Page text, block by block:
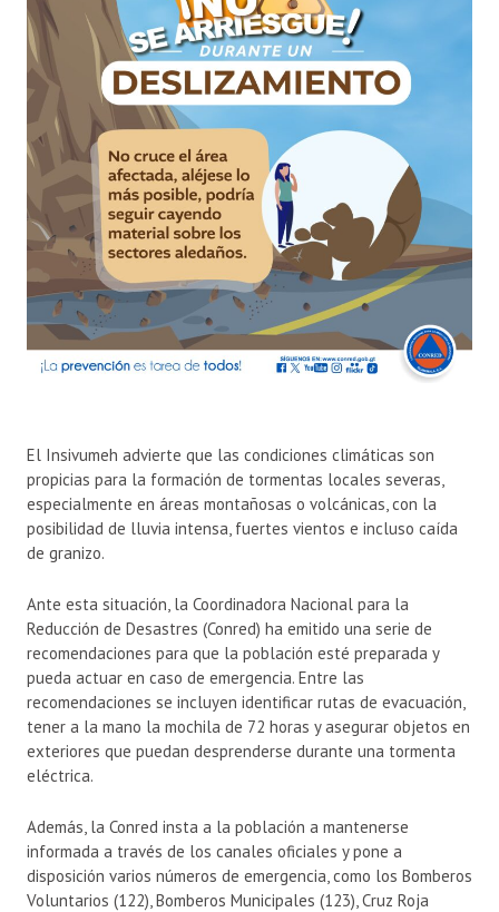
El Insivumeh advierte que las condiciones climáticas son
propicias para la formación de tormentas locales severas,
especialmente en áreas montañosas o volcánicas, con la
posibilidad de lluvia intensa, fuertes vientos e incluso caída
de granizo.
Ante esta situación, la Coordinadora Nacional para la
Reducción de Desastres (Conred) ha emitido una serie de
recomendaciones para que la población esté preparada y
pueda actuar en caso de emergencia. Entre las
recomendaciones se incluyen identificar rutas de evacuación,
tener a la mano la mochila de 72 horas y asegurar objetos en
exteriores que puedan desprenderse durante una tormenta
eléctrica.
Además, la Conred insta a la población a mantenerse
informada a través de los canales oficiales y pone a
disposición varios números de emergencia, como los Bomberos
Voluntarios (122), Bomberos Municipales (123), Cruz Roja